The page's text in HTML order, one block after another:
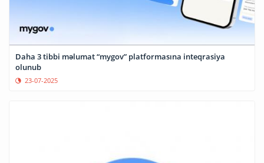
Daha 3 tibbi məlumat “mygov” platformasına inteqrasiya
olunub
23-07-2025